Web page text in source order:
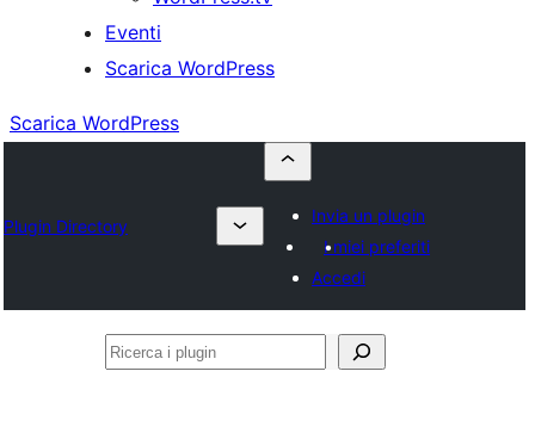
Eventi
Scarica WordPress
Scarica WordPress
Plugin Directory
Invia un plugin
I miei preferiti
Accedi
Ricerca